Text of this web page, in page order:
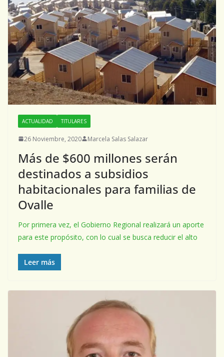
ACTUALIDAD TITULARES
26 Noviembre, 2020 Marcela Salas Salazar
Más de $600 millones serán
destinados a subsidios
habitacionales para familias de
Ovalle
Por primera vez, el Gobierno Regional realizará un aporte
para este propósito, con lo cual se busca reducir el alto
Leer más